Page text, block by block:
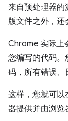
来自预处理器的
版文件之外，还
Chrome 实际上
您编写的代码。
码，所有错误、
这样，您就可以
器提供并由浏览